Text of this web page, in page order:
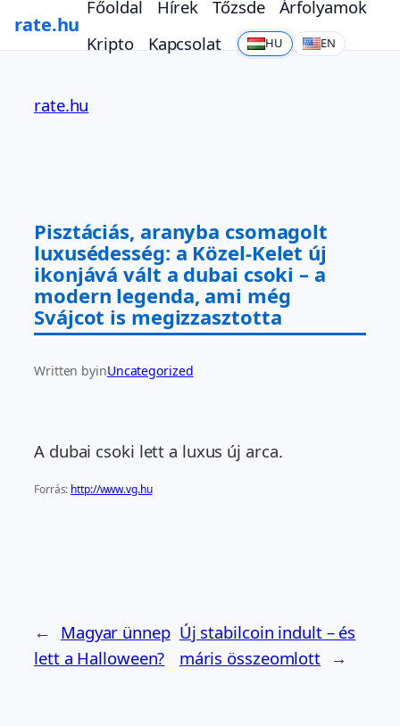
rate.hu
Főoldal Hírek Tőzsde
Árfolyamok
Kripto
Kapcsolat HU EN
tartalomhoz
rate.hu
Pisztáciás, aranyba csomagolt
luxusédesség: a Közel-Kelet új
ikonjává vált a dubai csoki – a
modern legenda, ami még
Svájcot is megizzasztotta
Written byinUncategorized
A dubai csoki lett a luxus új arca.
Forrás: http://www.vg.hu
← Magyar ünnep
lett a Halloween?
Új stabilcoin indult – és
máris összeomlott →